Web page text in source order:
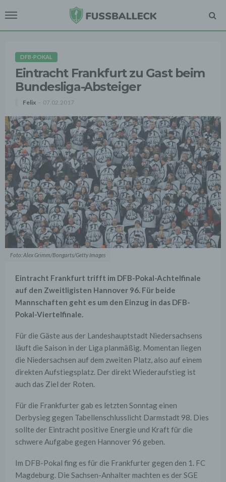
DFB-POKAL
Eintracht Frankfurt zu Gast beim
Bundesliga-Absteiger
Felix 07.02.2017
Foto: Alex Grimm/Bongarts/Getty Images
Eintracht Frankfurt trifft im DFB-Pokal-Achtelfinale
auf den Zweitligisten Hannover 96. Für beide
Mannschaften geht es um den Einzug in das DFB-
Pokal-Viertelfinale.
Für die Gäste aus der Landeshauptstadt Niedersachsens
läuft die Saison in der Liga planmäßig. Momentan liegen
die Niedersachsen auf dem zweiten Platz, also auf einem
direkten Aufstiegsplatz. Der direkt Wiederaufstieg ist
auch das Ziel der Roten.
Für die Frankfurter gab es letzten Sonntag einen
Derbysieg gegen Tabellenschlusslicht Darmstadt 98. Dies
sollte der Eintracht positive Energie und Kraft für die
schwere Aufgabe gegen Hannover 96 geben.
Im DFB-Pokal fing es für die Frankfurter gegen den 1. FC
Magdeburg. Die Sachsen-Anhalter machten es der SGE